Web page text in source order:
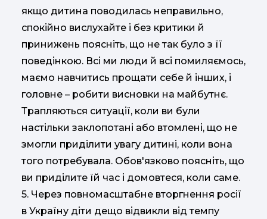
якщо дитина поводилась неправильно,
спокійно вислухайте і без критики й
принижень поясніть, що не так було з її
поведінкою. Всі ми люди й всі помиляємось,
маємо навчитись прощати себе й інших, і
головне – робити висновки на майбутнє.
Трапляються ситуації, коли ви були
настільки заклопотані або втомлені, що не
змогли приділити увагу дитині, коли вона
того потребувала. Обов'язково поясніть, що
ви приділите їй час і домовтеся, коли саме.
5. Через повномасштабне вторгнення росії
в Україну діти дещо відвикли від темпу